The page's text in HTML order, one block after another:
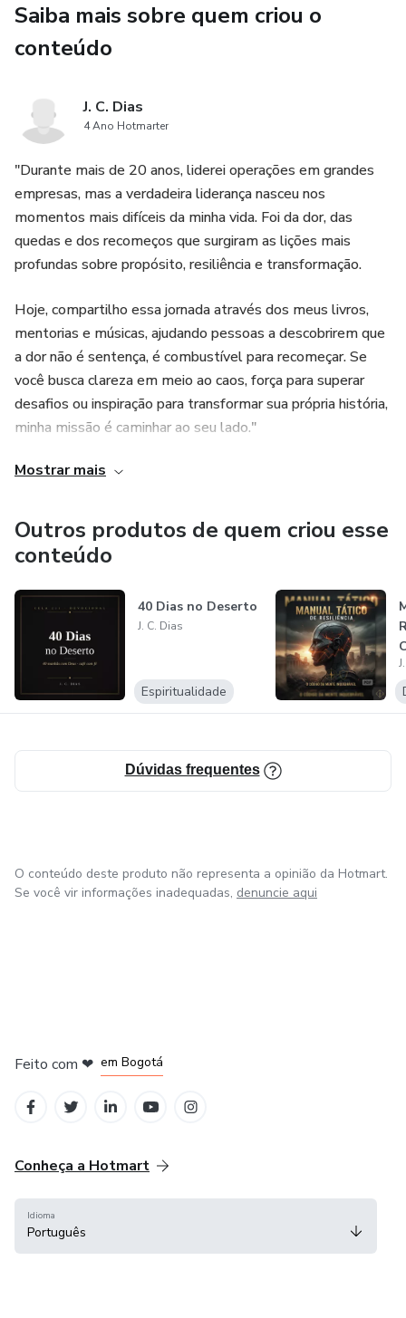
Saiba mais sobre quem criou o
conteúdo
J. C. Dias
4 Ano Hotmarter
"Durante mais de 20 anos, liderei operações em grandes
empresas, mas a verdadeira liderança nasceu nos
momentos mais difíceis da minha vida. Foi da dor, das
quedas e dos recomeços que surgiram as lições mais
profundas sobre propósito, resiliência e transformação.
Hoje, compartilho essa jornada através dos meus livros,
mentorias e músicas, ajudando pessoas a descobrirem que
a dor não é sentença, é combustível para recomeçar. Se
você busca clareza em meio ao caos, força para superar
desafios ou inspiração para transformar sua própria história,
minha missão é caminhar ao seu lado."
Mostrar mais
Outros produtos de quem criou esse
conteúdo
40 Dias no Deserto
J. C. Dias
Espiritualidade
Dúvidas frequentes
O conteúdo deste produto não representa a opinião da Hotmart.
Se você vir informações inadequadas, denuncie aqui
Feito com ❤ em Bogotá
Conheça a Hotmart
Idioma
Português